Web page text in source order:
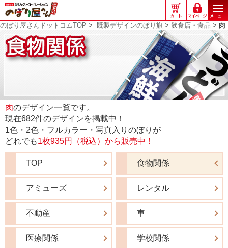
の
ぼ
り
屋
さ
ん
ト
コ
ム
のぼり屋さんドットコムTOP > 既製デザインのぼり旗 > 飲食店・食品 > 肉
肉のデザイン一覧です。
現在682件のデザインを掲載中！
1色・2色・フルカラー・写真入りのぼりが
どれでも1枚935円（税込）から販売中！
TOP
アミューズ
不動産
医療関係
食物関係
レンタル
車
学校関係